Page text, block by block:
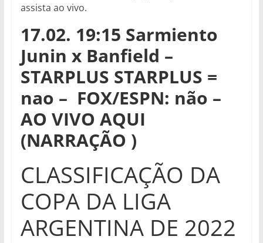
assista ao vivo.
17.02. 19:15 Sarmiento
Junin x Banfield –
STARPLUS STARPLUS =
nao – FOX/ESPN: não –
AO VIVO AQUI
(NARRAÇÃO )
CLASSIFICAÇÃO DA
COPA DA LIGA
ARGENTINA DE 2022